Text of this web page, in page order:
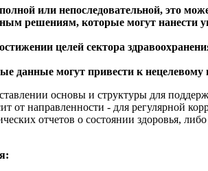
или непоследовательной, это
решениям, которые могут
целей сектора
данные могут привести к нецелевому
основы и структуры для
направленности - для регулярной
отчетов о состоянии здоровья,